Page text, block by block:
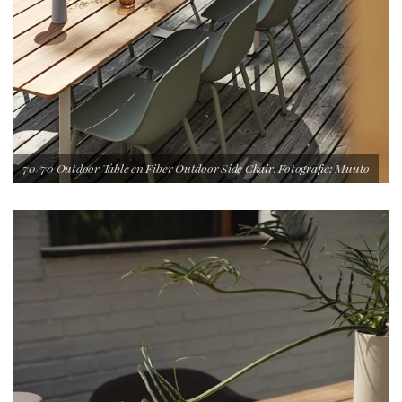
70/70 Outdoor Table en Fiber Outdoor Side Chair. Fotografie: Muuto